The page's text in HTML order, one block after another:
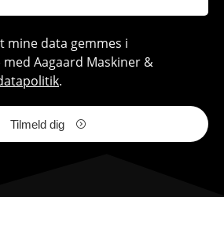
mine data gemmes i
Aagaard Maskiner &
.
Tilmeld dig